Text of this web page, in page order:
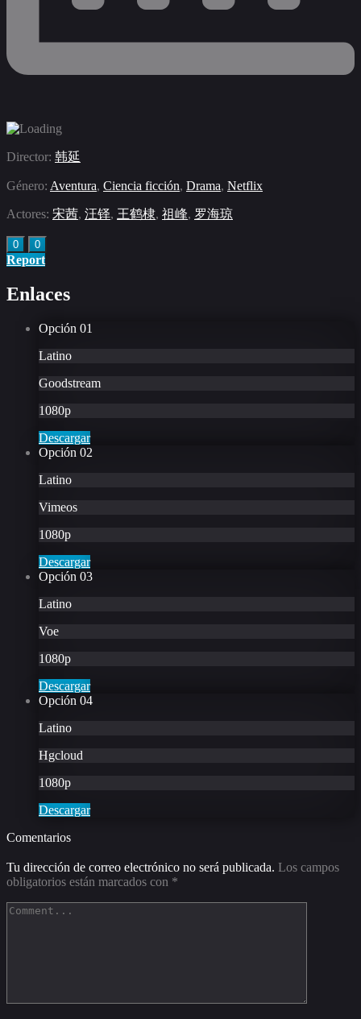
Director: 韩延
Género: Aventura, Ciencia ficción, Drama, Netflix
Actores: 宋茜, 汪铎, 王鹤棣, 祖峰, 罗海琼
0 0
Report
Enlaces
Opción 01
Latino
Goodstream
1080p
Descargar
Opción 02
Latino
Vimeos
1080p
Descargar
Opción 03
Latino
Voe
1080p
Descargar
Opción 04
Latino
Hgcloud
1080p
Descargar
Comentarios
Tu dirección de correo electrónico no será publicada. Los campos
obligatorios están marcados con *